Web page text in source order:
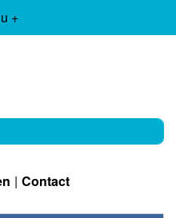
+
Contact